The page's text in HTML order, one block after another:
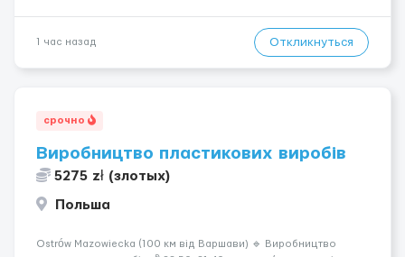
1 час назад Откликнуться
срочно
Виробництво пластикових виробів
5275 zł (злотых)
Польша
Ostrów Mazowiecka (100 км від Варшави) 🔹 Виробництво